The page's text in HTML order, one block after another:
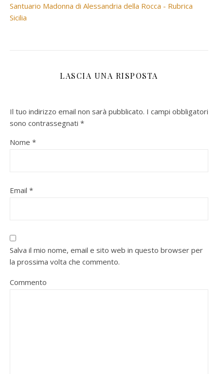
Santuario Madonna di Alessandria della Rocca - Rubrica
Sicilia
LASCIA UNA RISPOSTA
Il tuo indirizzo email non sarà pubblicato. I campi obbligatori
sono contrassegnati *
Nome *
Email *
Salva il mio nome, email e sito web in questo browser per
la prossima volta che commento.
Commento